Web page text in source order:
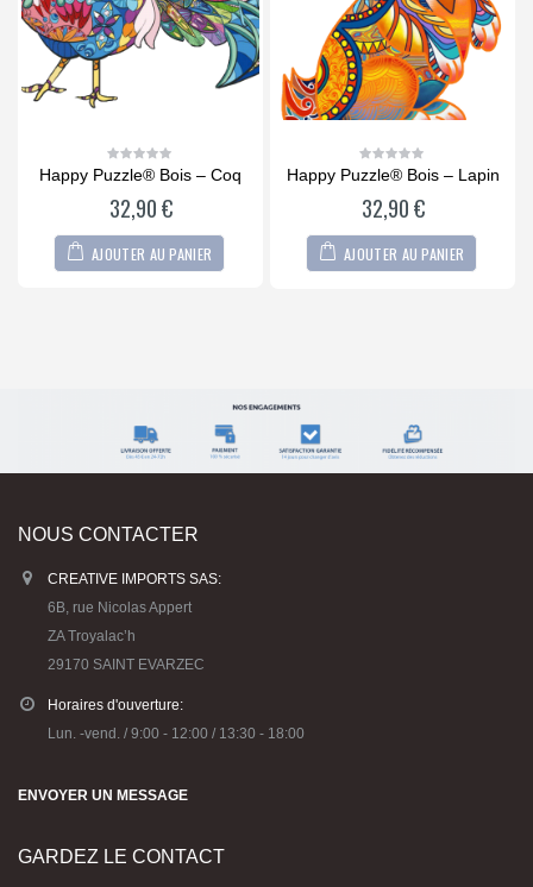
0
of
5
Happy Puzzle® Bois – Coq
32,90€
AJOUTER AU PANIER
0
of
5
Happy Puzzle® Bois – Lapin
32,90€
AJOUTER AU PANIER
NOUS CONTACTER
CREATIVE IMPORTS SAS:
6B, rue Nicolas Appert
ZA Troyalac’h
29170 SAINT EVARZEC
Horaires d'ouverture:
Lun. -vend. / 9:00 - 12:00 / 13:30 - 18:00
ENVOYER UN MESSAGE
GARDEZ LE CONTACT